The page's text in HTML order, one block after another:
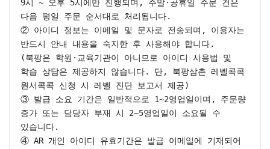
9시 ~ 오후 5시에만 진행되며, 주말·공휴일 주문 건은
다음 평일 주문 순서대로 처리됩니다.
② 아이디 정보는 이메일 및 문자로 전송되며, 이용자는
반드시 안내 내용을 숙지한 후 사용해야 합니다.
(북팡은 학원·교육기관이 아니므로 아이디 사용법 및
학습 상담은 제공하지 않습니다. 단, 북팡삼촌 레벨콕콕
원서콕콕 신청 시 레벨 진단 보고서 제공)
③ 발급 소요 기간은 일반적으로 1~2영업일이며, 주문량
증가 또는 담당자 부재 시 2~5영업일이 소요될 수
있습니다.
④ AR 개인 아이디 유효기간은 발급 이메일에 기재되어